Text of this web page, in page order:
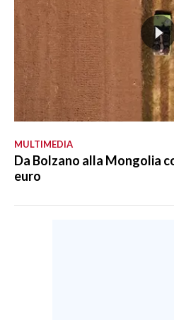
MULTIMEDIA
Da Bolzano alla Mongolia
euro